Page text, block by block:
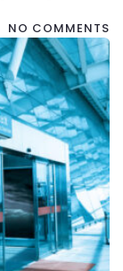
NO COMMENTS